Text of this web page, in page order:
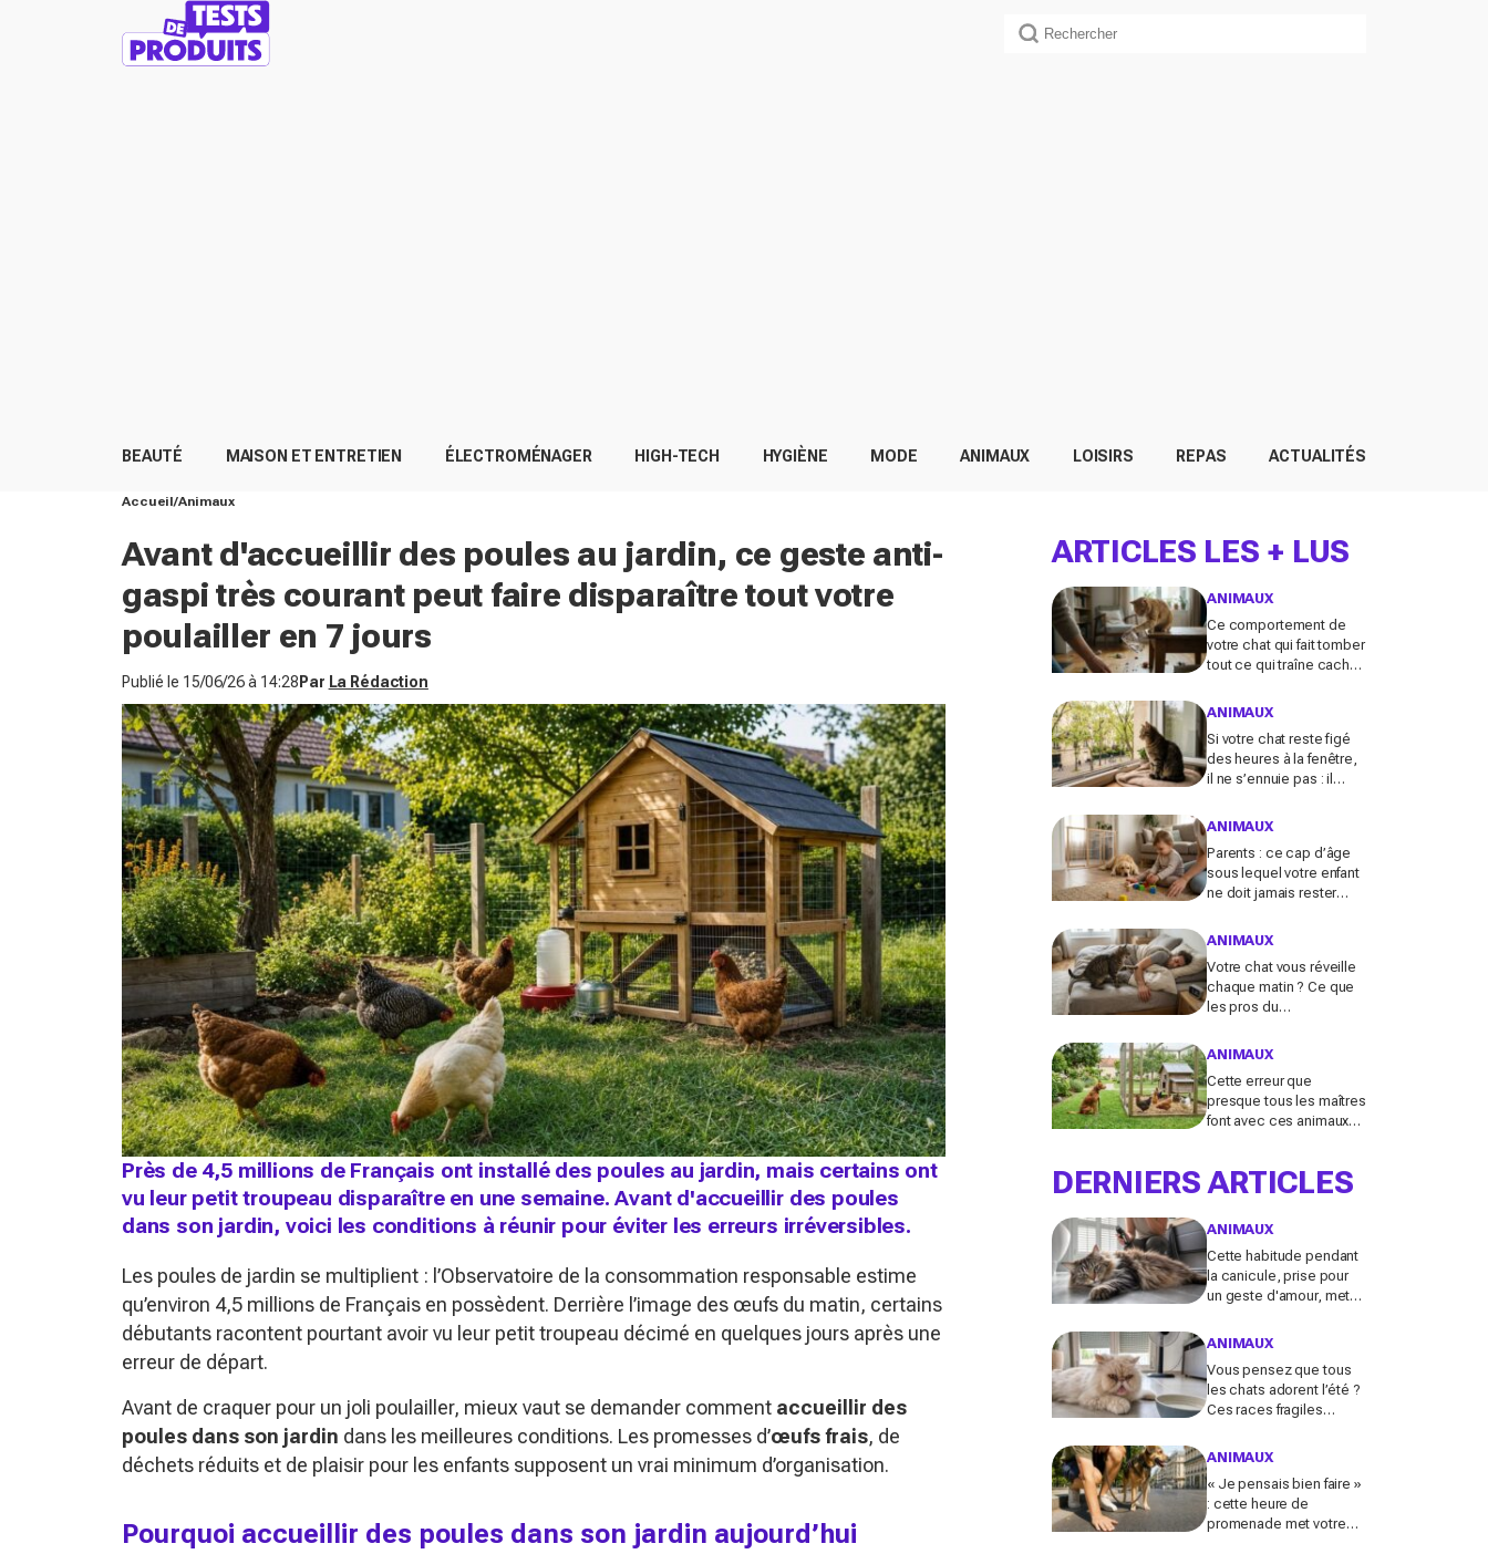
BEAUTÉ MAISON ET ENTRETIEN ÉLECTROMÉNAGER HIGH-TECH HYGIÈNE MODE ANIMAUX LOISIRS REPAS ACTUALITÉS
Accueil Animaux
Avant d'accueillir des poules au jardin, ce geste anti-
gaspi très courant peut faire disparaître tout votre
poulailler en 7 jours
Publié le 15/06/26 à 14:28 Par La Rédaction
Près de 4,5 millions de Français ont installé des poules au jardin, mais certains ont
vu leur petit troupeau disparaître en une semaine. Avant d'accueillir des poules
dans son jardin, voici les conditions à réunir pour éviter les erreurs irréversibles.
Les poules de jardin se multiplient : l’Observatoire de la consommation responsable estime
qu’environ 4,5 millions de Français en possèdent. Derrière l’image des œufs du matin, certains
débutants racontent pourtant avoir vu leur petit troupeau décimé en quelques jours après une
erreur de départ.
Avant de craquer pour un joli poulailler, mieux vaut se demander comment accueillir des
poules dans son jardin dans les meilleures conditions. Les promesses d’œufs frais, de
déchets réduits et de plaisir pour les enfants supposent un vrai minimum d’organisation.
Pourquoi accueillir des poules dans son jardin aujourd’hui
ARTICLES LES + LUS
ANIMAUX
Ce comportement de
votre chat qui fait tomber
tout ce qui traîne cache
vous ne devez plus
ANIMAUX
Si votre chat reste figé
des heures à la fenêtre,
il ne s’ennuie pas : il
faculté mentale que
ANIMAUX
Parents : ce cap d’âge
sous lequel votre enfant
ne doit jamais rester
même pour fermer la
ANIMAUX
Votre chat vous réveille
chaque matin ? Ce que
les pros du
voient n’a presque
ANIMAUX
Cette erreur que
presque tous les maîtres
font avec ces animaux
ne l’imaginent
DERNIERS ARTICLES
ANIMAUX
Cette habitude pendant
la canicule, prise pour
un geste d'amour, met
poils longs selon les
ANIMAUX
Vous pensez que tous
les chats adorent l’été ?
Ces races fragiles
chaleur fatal sans ces
ANIMAUX
« Je pensais bien faire »
: cette heure de
promenade met votre